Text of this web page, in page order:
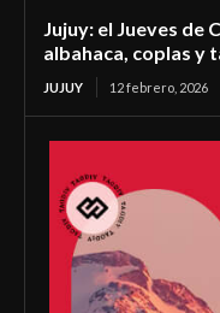
Jujuy: el Jueves de
albahaca, coplas y
JUJUY 12 febrero, 2026